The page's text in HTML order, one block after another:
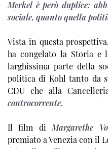
Merkel è però duplice:
sociale, quanto quella
Vista in questa
ha congelato la Storia e
larghissima parte della
politica di Kohl tanto da
CDU che alla
controcorrente.
Il film di Margarethe
premiato a Venezia con il